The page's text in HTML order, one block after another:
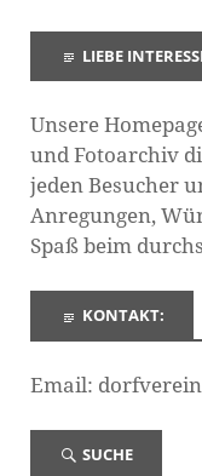
LIEBE
Unsere
und Fotoarchiv
jeden Besucher
Anregungen,
Spaß beim
KONTAKT:
Email:
SUCHE